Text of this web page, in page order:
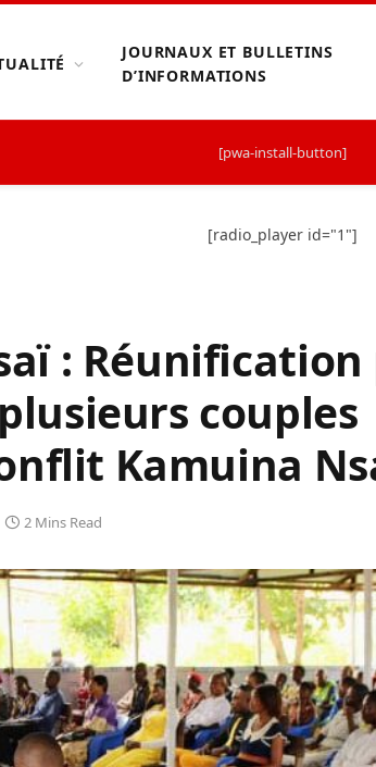
JOURNAUX ET BULLETINS
D’INFORMATIONS
[pwa-install-button]
[radio_player id="1"]
:
couples
Kamuina
2 Mins Read